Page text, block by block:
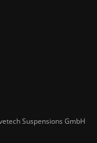
Suspensions GmbH​